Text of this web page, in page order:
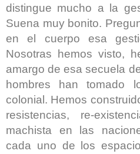
distingue mucho a la
Suena muy bonito.
en el cuerpo esa
Nosotras hemos visto,
amargo de esa secuela
hombres han tomado
colonial. Hemos
resistencias, re-
machista en las
cada uno de los